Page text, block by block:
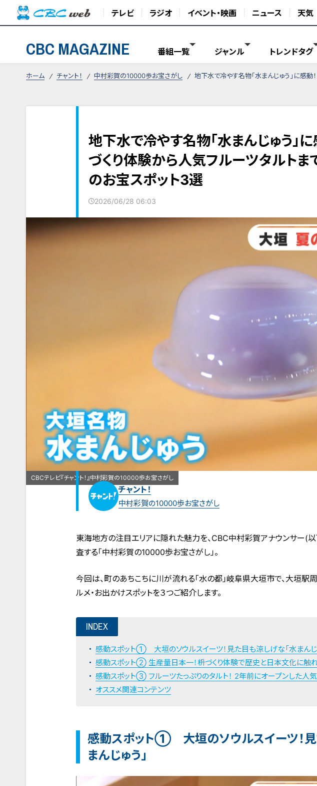
テレビ ラジオ イベント・映画 ニュース 天気
CBC MAGAZINE 番組一覧 ジャンル トレンドタグ
ホーム チャント！ 中村彩賀の10000歩お宝さがし 地下水で冷やす名物「水まんじゅう」に感
地下水で冷やす名物「水まんじゅう」
づくり体験から人気フルーツタルトま
のお宝スポット3選
2026/06/28 06:03
CBCテレビ『チャント！』中村彩賀の10000歩お宝さがし
チャント！
中村彩賀の10000歩お宝さがし
東海地方の注目エリアに隠れた魅力を、CBC中村彩賀アナウンサー(
査する「中村彩賀の10000歩お宝さがし」。
今回は、町のあちこちに川が流れる「水の都」岐阜県大垣市で、大垣駅
ルメ・お出かけスポットを３つご紹介します。
INDEX
感動スポット① 大垣のソウルスイーツ！見た目も涼しげな「水まんじ
感動スポット② 生産量日本一！枡づくり体験で歴史と日本文化に触
感動スポット③ フルーツたっぷりのタルト！ 2年前にオープンした人
オススメ関連コンテンツ
感動スポット① 大垣のソウルスイーツ！見
まんじゅう」